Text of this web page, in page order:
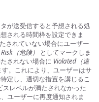
が送受信すると予想される処
される時間枠を設定できま
されていない場合にユーザー
（危険）
としてマークしま
されない場合に Violated（違
。これにより、ユーザーはサ
定し、適切な措置を講じるこ
レベルが満たされなかった
ユーザーに再度通知されま